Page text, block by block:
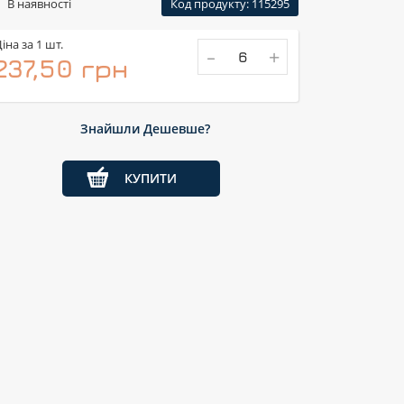
В наявності Код продукту: 115295
за 1 шт.
грн - +
Знайшли Дешевше?
КУПИТИ